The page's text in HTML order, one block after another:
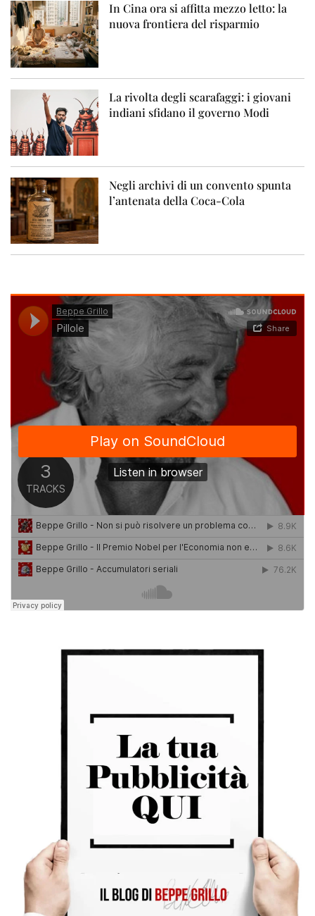
In Cina ora si affitta mezzo letto: la
nuova frontiera del risparmio
La rivolta degli scarafaggi: i giovani
indiani sfidano il governo Modi
Negli archivi di un convento spunta
l’antenata della Coca-Cola